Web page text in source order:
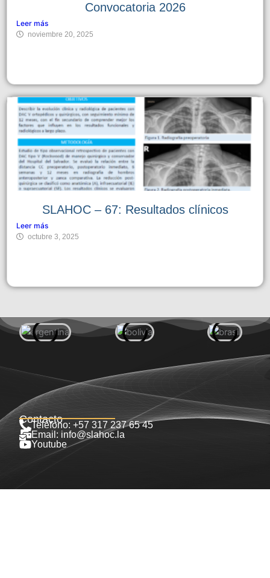
Convocatoria 2026
Leer más
noviembre 20, 2025
SLAHOC – 67: Resultados clínicos
Leer más
octubre 3, 2025
Contacto
Teléfono: +57 317 237 65 45
Email: info@slahoc.la
Youtube